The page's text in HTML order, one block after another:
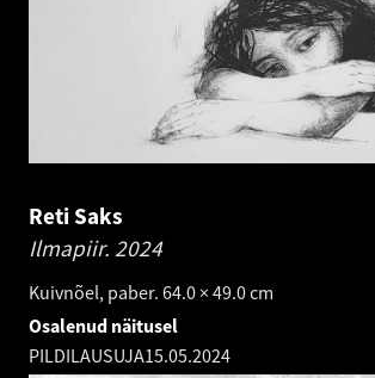
Reti Saks
Ilmapiir. 2024
Kuivnõel, paber. 64.0 × 49.0 cm
Osalenud näitusel
PILDILAUSUJA15.05.2024